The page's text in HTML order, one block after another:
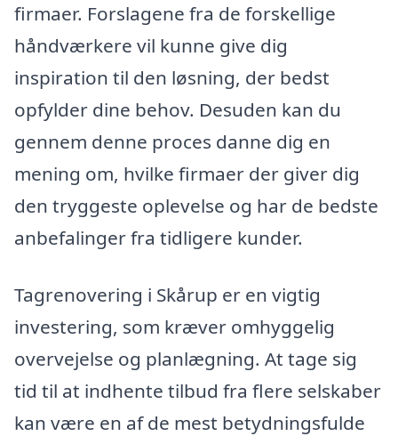
firmaer. Forslagene fra de forskellige
håndværkere vil kunne give dig
inspiration til den løsning, der bedst
opfylder dine behov. Desuden kan du
gennem denne proces danne dig en
mening om, hvilke firmaer der giver dig
den tryggeste oplevelse og har de bedste
anbefalinger fra tidligere kunder.
Tagrenovering i Skårup er en vigtig
investering, som kræver omhyggelig
overvejelse og planlægning. At tage sig
tid til at indhente tilbud fra flere selskaber
kan være en af de mest betydningsfulde